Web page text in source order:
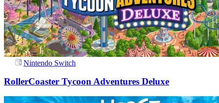
Nintendo Switch
RollerCoaster Tycoon Adventures Deluxe